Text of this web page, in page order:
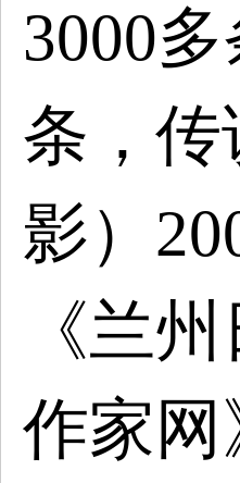
3000
条，传
影）
《兰
作家网